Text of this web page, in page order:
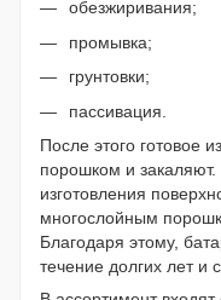
обезжиривания;
промывка;
грунтовки;
пассивация.
После этого готовое
порошком и
изготовления
многослойным
Благодаря этому,
течение долгих лет и